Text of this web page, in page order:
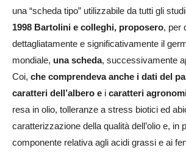
una “scheda tipo” utilizzabile da tutti gli
1998 Bartolini e colleghi, proposero, per
dettagliatamente e significativamente il
mondiale, una scheda, successivamente
Coi, che comprendeva anche i dati del
caratteri dell’albero e i caratteri
resa in olio, tolleranze a stress biotici ed
caratterizzazione della qualità dell’olio e, in
componente relativa agli acidi grassi e ai